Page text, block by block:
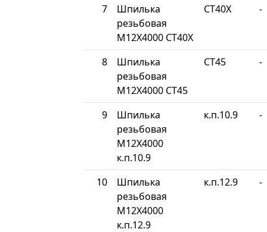
7
Шпилька
резьбовая
М12Х4000 СТ40Х
СТ40Х -
8
Шпилька
резьбовая
М12Х4000 СТ45
СТ45 -
9
Шпилька
резьбовая
М12Х4000
к.п.10.9
к.п.10.9 -
10
Шпилька
резьбовая
М12Х4000
к.п.12.9
к.п.12.9 -